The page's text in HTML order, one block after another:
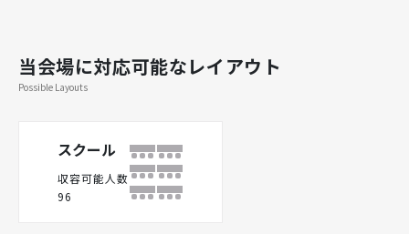
当会場に対応可能なレイアウト
Possible Layouts
スクール
収容可能人数
96